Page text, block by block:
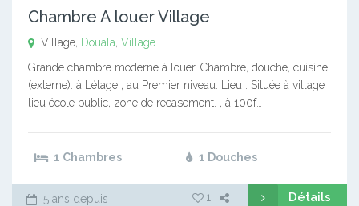
Chambre A louer Village
Village, Douala Village
Grande chambre moderne à louer. Chambre, douche, cuisine
(externe). à L’étage , au Premier niveau. Lieu : Située à village ,
lieu école public, zone de recasement. , à 100f…
1 Chambres 1 Douches
5 ans depuis 1 Détails